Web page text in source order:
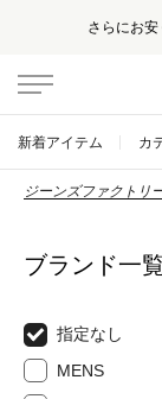
さらにお
新着アイテム カ
ジーンズファクトリ
ブランド一
指定なし
MENS